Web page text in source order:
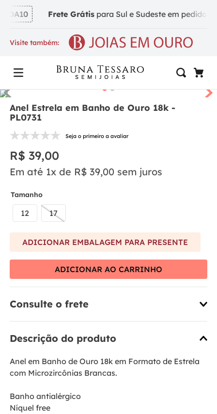
Frete Grátispara Sul e Sudeste em pedidos a
Visite também:
Anel Estrela em Banho de Ouro 18k -
PL0731
Seja o primeiro a avaliar
R$ 39,00
Em até 1x de R$ 39,00 sem juros
Tamanho
12 17
ADICIONAR EMBALAGEM PARA PRESENTE
ADICIONAR AO CARRINHO
Consulte o frete
Descrição do produto
Anel em Banho de Ouro 18k em Formato de Estrela
com Microzircônias Brancas.
Banho antialérgico
Níquel free